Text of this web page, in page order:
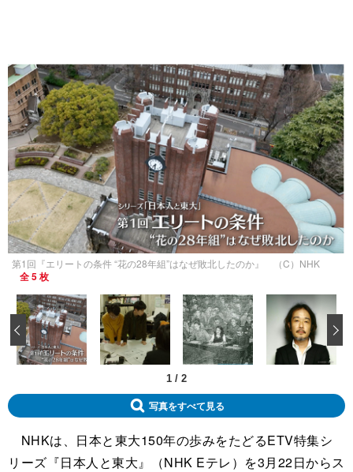
第1回『エリートの条件 “花の28年組”はなぜ敗北したのか』 （C）NHK
全 5 枚
1 / 2
‹
写真をすべて見る
NHKは、日本と東大150年の歩みをたどるETV特集シ
リーズ『日本人と東大』（NHK Eテレ）を3月22日からス